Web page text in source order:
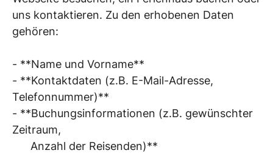
uns kontaktieren. Zu den erhobenen Daten
gehören:
- **Name und Vorname**
- **Kontaktdaten (z.B. E-Mail-Adresse,
Telefonnummer)**
- **Buchungsinformationen (z.B. gewünschter
Zeitraum,
Anzahl der Reisenden)**